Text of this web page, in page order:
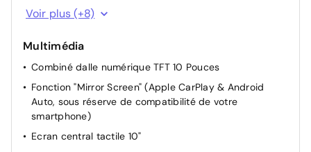
Rétroviseurs extérieurs rabattables électriquement
Siège passager réglable en hauteur
Siège conducteur avec réglage manuel en hauteur
Lève-vitres AR électriques
Miroir de courtoisie occultable sans éclairage
Voir plus (+8)
Multimédia
Combiné dalle numérique TFT 10 Pouces
Fonction "Mirror Screen" (Apple CarPlay & Android
Auto, sous réserve de compatibilité de votre
smartphone)
Ecran central tactile 10"